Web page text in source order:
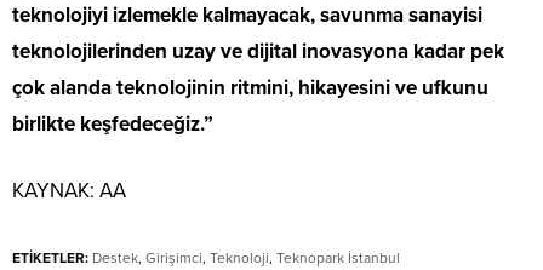
teknolojiyi izlemekle kalmayacak, savunma sanayisi
teknolojilerinden uzay ve dijital inovasyona kadar pek
çok alanda teknolojinin ritmini, hikayesini ve ufkunu
birlikte keşfedeceğiz.”
KAYNAK: AA
ETİKETLER: Destek, Girişimci, Teknoloji, Teknopark İstanbul